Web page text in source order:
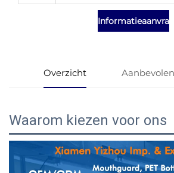
Informatieaanvraag
Overzicht
Waarom kiezen voor ons